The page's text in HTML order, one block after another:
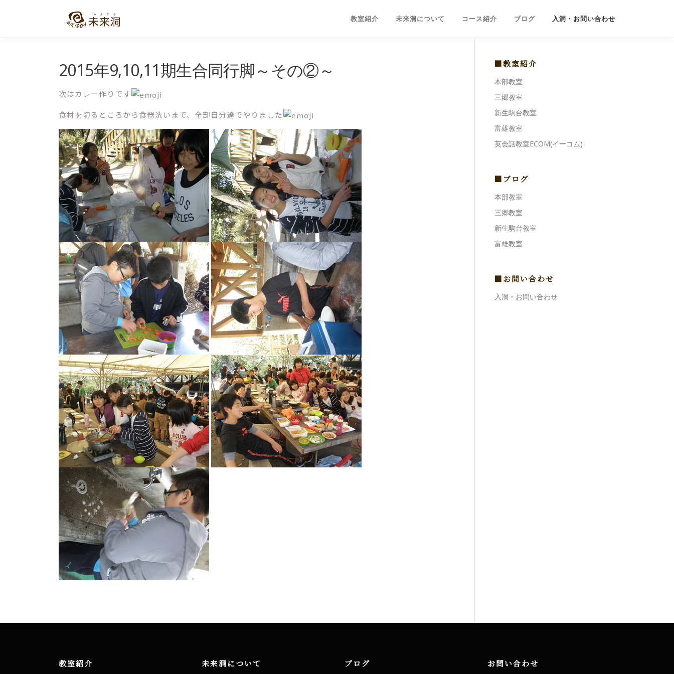
ン
教室紹介 未来洞について コース紹介 ブログ 入洞・お問い合わせ
2015年9,10,11期生合同行脚～その②～
次はカレー作りです
食材を切るところから食器洗いまで、全部自分達でやりました
■教室紹介
本部教室
三郷教室
新生駒台教室
富雄教室
英会話教室ECOM(イーコム)
■ブログ
本部教室
三郷教室
新生駒台教室
富雄教室
■お問い合わせ
入洞・お問い合わせ
教室紹介 未来洞について ブログ お問い合わせ